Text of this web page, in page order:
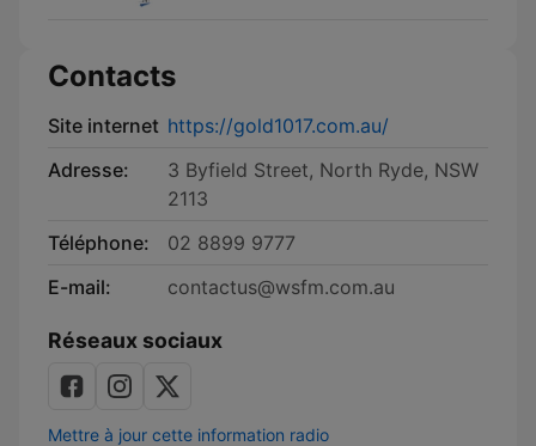
Contacts
Site internet https://gold1017.com.au/
Adresse:
3 Byfield Street, North Ryde, NSW
2113
Téléphone:
02 8899 9777
E-mail:
contactus@wsfm.com.au
Réseaux sociaux
Mettre à jour cette information radio